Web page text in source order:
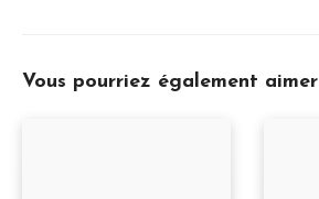
Vous pourriez également aimer